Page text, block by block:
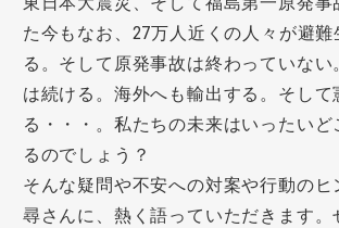
た今もなお、27万人近くの人々が避
る。そして原発事故は終わっていない
は続ける。海外へも輸出する。そして
る・・・。私たちの未来はいったいど
るのでしょう？
そんな疑問や不安への対案や行動のヒ
尋さんに、熱く語っていただきます。